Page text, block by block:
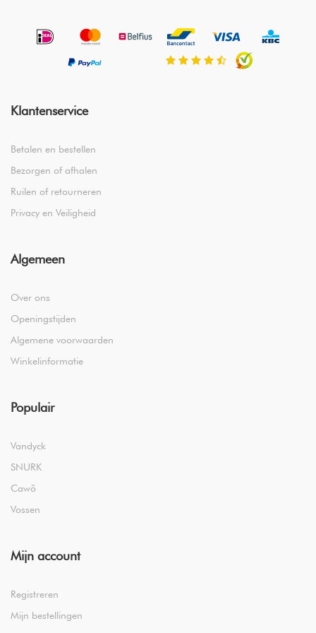
certificering van de Cotton Egypt Association ben je
verzekerd van 100% authentiek Egyptisch katoen, afkomstig
Klantenservice
Betalen en bestellen
Bezorgen of afhalen
Ruilen of retourneren
Privacy en Veiligheid
Algemeen
Over ons
Openingstijden
Algemene voorwaarden
Winkelinformatie
Populair
Vandyck
SNURK
Cawö
Vossen
Mijn account
Registreren
Mijn bestellingen